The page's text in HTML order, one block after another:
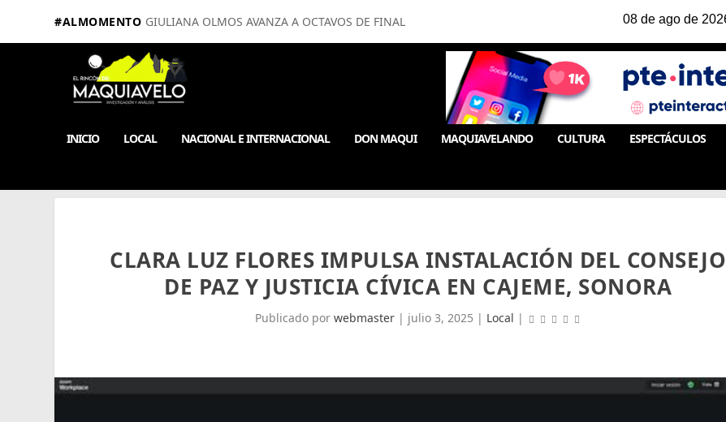
#ALMOMENTO GIULIANA OLMOS AVANZA A OCTAVOS DE FINAL
INICIO LOCAL NACIONAL E INTERNACIONAL DON MAQUI MAQUIAVELANDO CULTURA ESPECTÁCULOS
CLARA LUZ FLORES IMPULSA INSTALACIÓN DEL CONSEJO
DE PAZ Y JUSTICIA CÍVICA EN CAJEME, SONORA
Publicado porwebmaster | julio 3, 2025 | Local |